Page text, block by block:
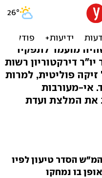
מועמד לתפקיד
דירקטוריון רשות
זיקה פוליטית, למרות
אי-מעורבות
את המלצת ועדת
6.6.12 קיבל ביהמ"ש הסדר טיעון לפיו
בו נמחקו